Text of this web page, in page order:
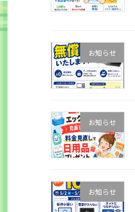
お知らせ
お知らせ
お知らせ